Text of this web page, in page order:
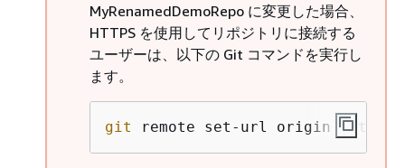
MyRenamedDemoRepo に変更した場合、
HTTPS を使用してリポジトリに接続する
ユーザーは、以下の Git コマンドを実行し
ます。
git remote set-url origin https://